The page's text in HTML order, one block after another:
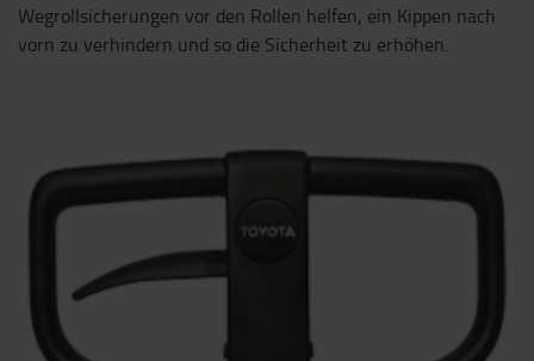
Wegrollsicherungen vor den Rollen helfen, ein Kippen nach
vorn zu verhindern und so die Sicherheit zu erhöhen.